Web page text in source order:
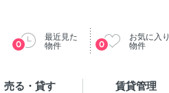
最近見た
物件
0
お気に入り
物件
0
売る・貸す 賃貸管理